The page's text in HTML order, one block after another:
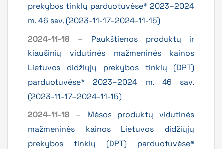
prekybos tinklų parduotuvėse* 2023–2024
m. 46 sav. (2023-11-17–2024-11-15)
2024-11-18 – Paukštienos produktų ir
kiaušinių vidutinės mažmeninės kainos
Lietuvos didžiųjų prekybos tinklų (DPT)
parduotuvėse* 2023–2024 m. 46 sav.
(2023-11-17–2024-11-15)
2024-11-18 – Mėsos produktų vidutinės
mažmeninės kainos Lietuvos didžiųjų
prekybos tinklų (DPT) parduotuvėse*